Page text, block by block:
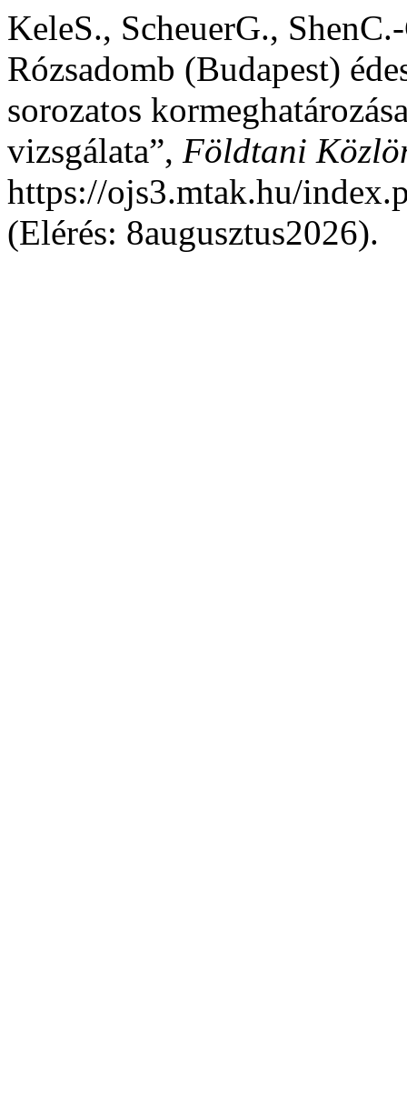
KeleS., ScheuerG.,
Rózsadomb (Budapest)
sorozatos
vizsgálata”, Földtani
https://ojs3.mtak.hu/
(Elérés: 8augusztus2026).